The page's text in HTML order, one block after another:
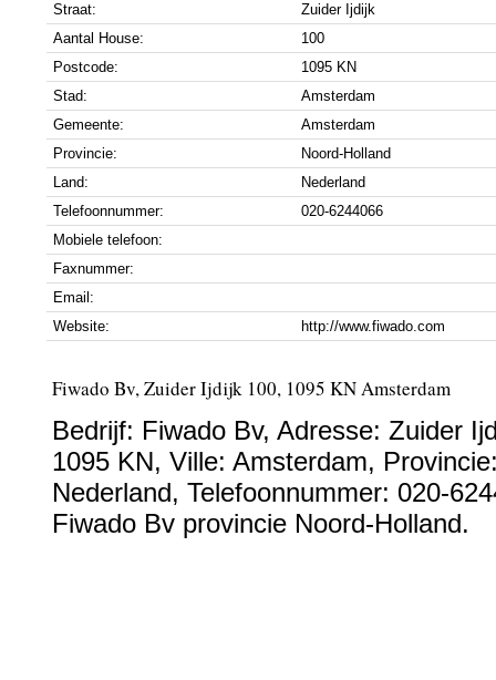
Straat:
Zuider Ijdijk
Aantal House:
100
Postcode:
1095 KN
Stad:
Amsterdam
Gemeente:
Amsterdam
Provincie:
Noord-Holland
Land:
Nederland
Telefoonnummer:
020-6244066
Mobiele telefoon:
Faxnummer:
Email:
Website:
http://www.fiwado.com
Fiwado Bv, Zuider Ijdijk 100, 1095 KN Amsterdam
Bedrijf: Fiwado Bv, Adresse: Zuider
1095 KN, Ville: Amsterdam,
Nederland, Telefoonnummer: 020-
Fiwado Bv provincie Noord-Holland.